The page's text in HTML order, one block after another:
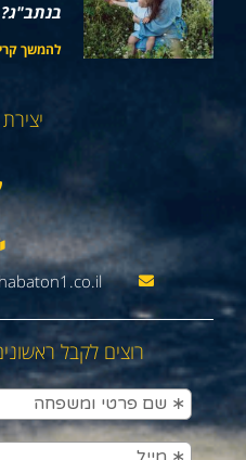
בנתב"ג?
להמשך
רוצים לקבל